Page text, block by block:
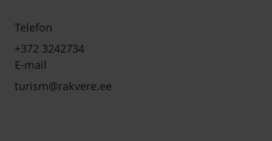
Telefon
+372 3242734
E-mail
turism@rakvere.ee